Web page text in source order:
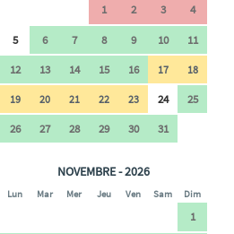
1 2 3
4
5
6 7 8 9 10
11
12
13 14 15 16 17 18
19 20 21 22 23 24
25
26
27 28 29 30 31
NOVEMBRE - 2026
Lun Mar Mer Jeu Ven Sam Dim
1